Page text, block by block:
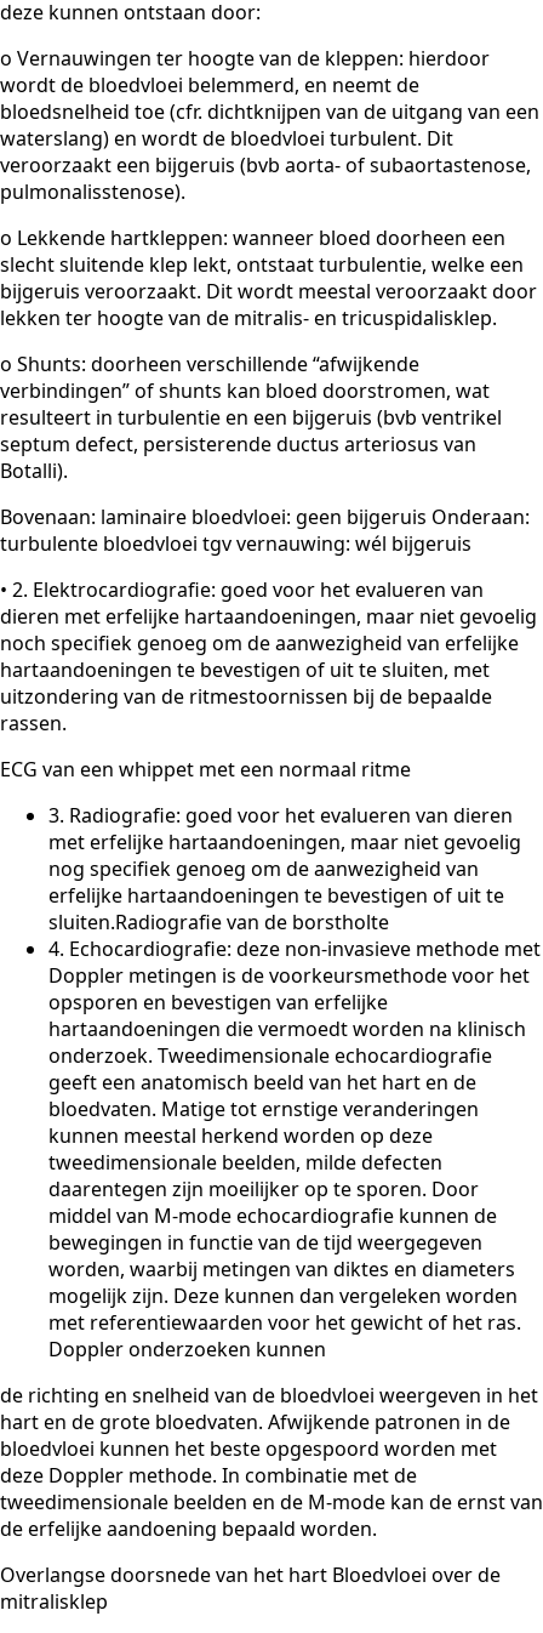
deze kunnen ontstaan door:
o Vernauwingen ter hoogte van de kleppen: hierdoor
wordt de bloedvloei belemmerd, en neemt de
bloedsnelheid toe (cfr. dichtknijpen van de uitgang van een
waterslang) en wordt de bloedvloei turbulent. Dit
veroorzaakt een bijgeruis (bvb aorta- of subaortastenose,
pulmonalisstenose).
o Lekkende hartkleppen: wanneer bloed doorheen een
slecht sluitende klep lekt, ontstaat turbulentie, welke een
bijgeruis veroorzaakt. Dit wordt meestal veroorzaakt door
lekken ter hoogte van de mitralis- en tricuspidalisklep.
o Shunts: doorheen verschillende “afwijkende
verbindingen” of shunts kan bloed doorstromen, wat
resulteert in turbulentie en een bijgeruis (bvb ventrikel
septum defect, persisterende ductus arteriosus van
Botalli).
Bovenaan: laminaire bloedvloei: geen bijgeruis Onderaan:
turbulente bloedvloei tgv vernauwing: wél bijgeruis
• 2. Elektrocardiografie: goed voor het evalueren van
dieren met erfelijke hartaandoeningen, maar niet gevoelig
noch specifiek genoeg om de aanwezigheid van erfelijke
hartaandoeningen te bevestigen of uit te sluiten, met
uitzondering van de ritmestoornissen bij de bepaalde
rassen.
ECG van een whippet met een normaal ritme
3. Radiografie: goed voor het evalueren van dieren
met erfelijke hartaandoeningen, maar niet gevoelig
nog specifiek genoeg om de aanwezigheid van
erfelijke hartaandoeningen te bevestigen of uit te
sluiten.Radiografie van de borstholte
4. Echocardiografie: deze non-invasieve methode met
Doppler metingen is de voorkeursmethode voor het
opsporen en bevestigen van erfelijke
hartaandoeningen die vermoedt worden na klinisch
onderzoek. Tweedimensionale echocardiografie
geeft een anatomisch beeld van het hart en de
bloedvaten. Matige tot ernstige veranderingen
kunnen meestal herkend worden op deze
tweedimensionale beelden, milde defecten
daarentegen zijn moeilijker op te sporen. Door
middel van M-mode echocardiografie kunnen de
bewegingen in functie van de tijd weergegeven
worden, waarbij metingen van diktes en diameters
mogelijk zijn. Deze kunnen dan vergeleken worden
met referentiewaarden voor het gewicht of het ras.
Doppler onderzoeken kunnen
de richting en snelheid van de bloedvloei weergeven in het
hart en de grote bloedvaten. Afwijkende patronen in de
bloedvloei kunnen het beste opgespoord worden met
deze Doppler methode. In combinatie met de
tweedimensionale beelden en de M-mode kan de ernst van
de erfelijke aandoening bepaald worden.
Overlangse doorsnede van het hart Bloedvloei over de
mitralisklep